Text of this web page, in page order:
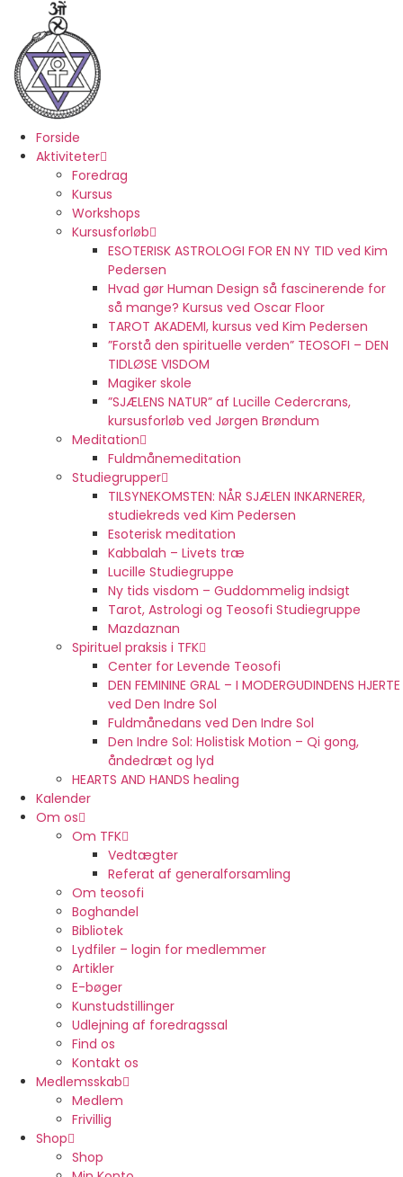
indhold
Forside
Aktiviteter
Foredrag
Kursus
Workshops
Kursusforløb
ESOTERISK ASTROLOGI FOR EN NY TID ved Kim
Pedersen
Hvad gør Human Design så fascinerende for
så mange? Kursus ved Oscar Floor
TAROT AKADEMI, kursus ved Kim Pedersen
”Forstå den spirituelle verden” TEOSOFI – DEN
TIDLØSE VISDOM
Magiker skole
”SJÆLENS NATUR” af Lucille Cedercrans,
kursusforløb ved Jørgen Brøndum
Meditation
Fuldmånemeditation
Studiegrupper
TILSYNEKOMSTEN: NÅR SJÆLEN INKARNERER,
studiekreds ved Kim Pedersen
Esoterisk meditation
Kabbalah – Livets træ
Lucille Studiegruppe
Ny tids visdom – Guddommelig indsigt
Tarot, Astrologi og Teosofi Studiegruppe
Mazdaznan
Spirituel praksis i TFK
Center for Levende Teosofi
DEN FEMININE GRAL – I MODERGUDINDENS HJERTE
ved Den Indre Sol
Fuldmånedans ved Den Indre Sol
Den Indre Sol: Holistisk Motion – Qi gong,
åndedræt og lyd
HEARTS AND HANDS healing
Kalender
Om os
Om TFK
Vedtægter
Referat af generalforsamling
Om teosofi
Boghandel
Bibliotek
Lydfiler – login for medlemmer
Artikler
E-bøger
Kunstudstillinger
Udlejning af foredragssal
Find os
Kontakt os
Medlemsskab
Medlem
Frivillig
Shop
Shop